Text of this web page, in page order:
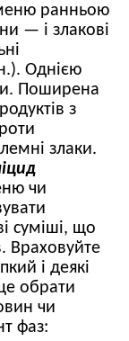
ранньою
— і злакові
Однією
Поширена
з
злаки.
чи
суміші, що
Враховуйте
і деякі
обрати
чи
фаз: